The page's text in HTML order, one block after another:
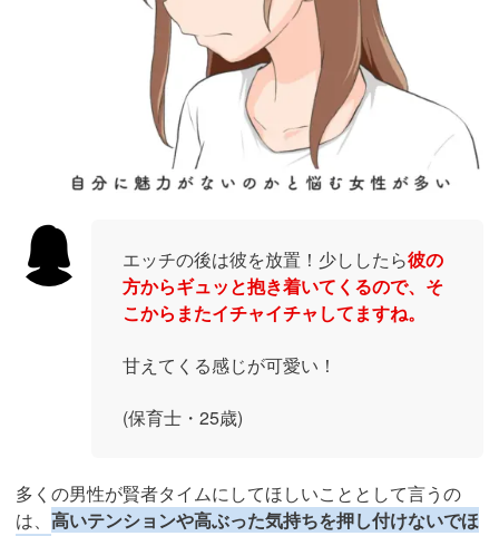
エッチの後は彼を放置！少ししたら彼の
方からギュッと抱き着いてくるので、そ
こからまたイチャイチャしてますね。
甘えてくる感じが可愛い！
(保育士・25歳)
多くの男性が賢者タイムにしてほしいこととして言うの
は、 高いテンションや高ぶった気持ちを押し付けないでほ